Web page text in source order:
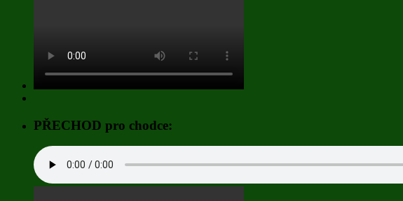
PŘECHOD pro chodce: